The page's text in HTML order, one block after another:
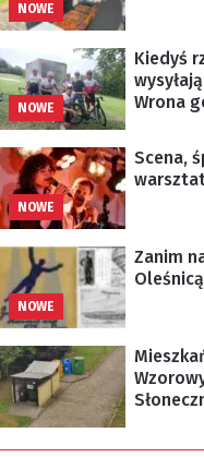
NOWE
NOWE
Kiedyś
Wrona
NOWE
Scena,
NOWE
Zanim